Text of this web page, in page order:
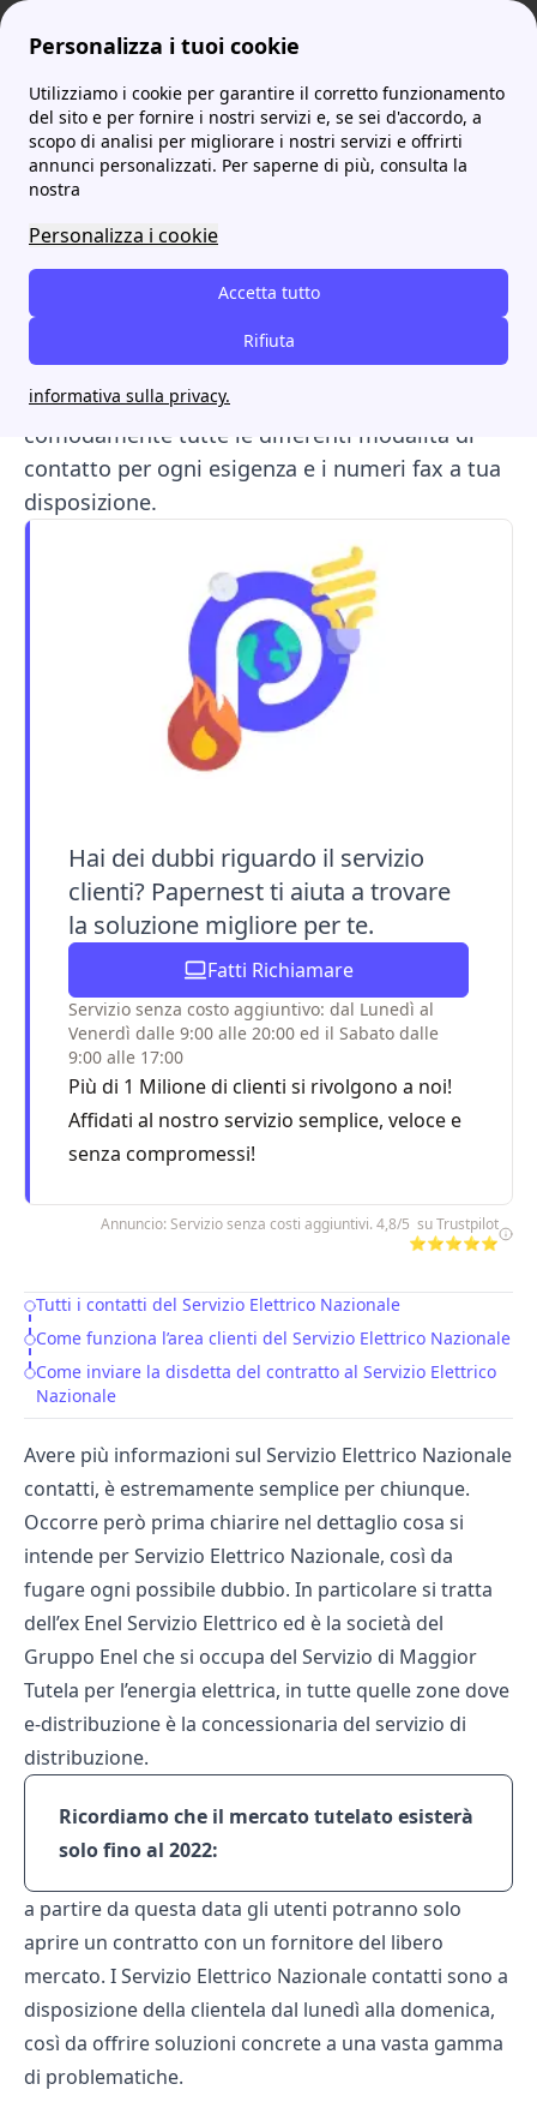
Personalizza i tuoi cookie
Utilizziamo i cookie per garantire il corretto funzionamento
del sito e per fornire i nostri servizi e, se sei d'accordo, a
scopo di analisi per migliorare i nostri servizi e offrirti
annunci personalizzati. Per saperne di più, consulta la
nostra
Personalizza i cookie
Accetta tutto
Rifiuta
informativa sulla privacy.
ProntoBolletta MoreContatti Servizio Elettrico Nazionale: contatti fax
Servizio Elettrico
Nazionale: contatti fax
Questa pratica guida fornirà tutte le
informazioni necessarie per contattare il
Servizio Elettrico Nazionale, ovvero l'ente per i
clienti che si trovano ancora nel Mercato a
Maggior Tutela. In particolare, potrai trovare
comodamente tutte le differenti modalità di
contatto per ogni esigenza e i numeri fax a tua
disposizione.
Hai dei dubbi riguardo il servizio
clienti? Papernest ti aiuta a trovare
la soluzione migliore per te.
Fatti Richiamare
Servizio senza costo aggiuntivo: dal Lunedì al
Venerdì dalle 9:00 alle 20:00 ed il Sabato dalle
9:00 alle 17:00
Più di 1 Milione di clienti si rivolgono a noi!
Affidati al nostro servizio semplice, veloce e
senza compromessi!
Annuncio: Servizio senza costi aggiuntivi. 4,8/5 su Trustpilot
⭐⭐⭐⭐⭐
Table of Contents
Tutti i contatti del Servizio Elettrico Nazionale
Come funziona l’area clienti del Servizio Elettrico Nazionale
Come inviare la disdetta del contratto al Servizio Elettrico
Nazionale
Avere più informazioni sul Servizio Elettrico Nazionale
contatti, è estremamente semplice per chiunque.
Occorre però prima chiarire nel dettaglio cosa si
intende per Servizio Elettrico Nazionale, così da
fugare ogni possibile dubbio. In particolare si tratta
dell’ex Enel Servizio Elettrico ed è la società del
Gruppo Enel che si occupa del Servizio di Maggior
Tutela per l’energia elettrica, in tutte quelle zone dove
e-distribuzione è la concessionaria del servizio di
distribuzione.
Ricordiamo che il mercato tutelato esisterà
solo fino al 2022:
a partire da questa data gli utenti potranno solo
aprire un contratto con un fornitore del libero
mercato. I Servizio Elettrico Nazionale contatti sono a
disposizione della clientela dal lunedì alla domenica,
così da offrire soluzioni concrete a una vasta gamma
di problematiche.